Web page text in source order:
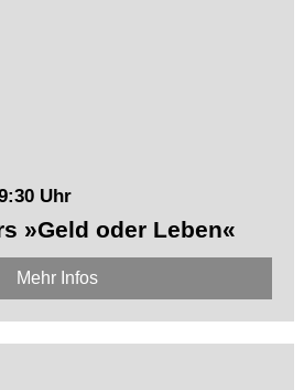
Uhr
»Geld oder Leben«
Mehr Infos